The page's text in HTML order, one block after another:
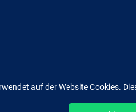
auf der Website Cookies.